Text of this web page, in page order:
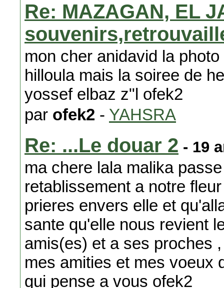
Re: MAZAGAN, EL
mon cher anidavid la
hilloula mais la soiree de
yossef elbaz z"l ofek2
par ofek2 - YAHSRA
Re: ...Le douar 2 - 19
ma chere lala malika
retablissement a notre
prieres envers elle et
sante qu'elle nous revient
amis(es) et a ses proches
mes amities et mes voeux
qui pense a vous ofek2